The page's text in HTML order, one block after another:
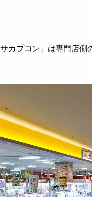
カプコン」は専門店